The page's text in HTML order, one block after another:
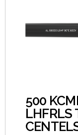
500
LHFRLS